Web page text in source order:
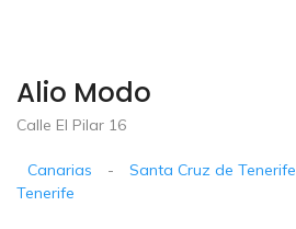
Alio Modo
Calle El Pilar 16
Canarias - Santa Cruz de Tenerife
Tenerife